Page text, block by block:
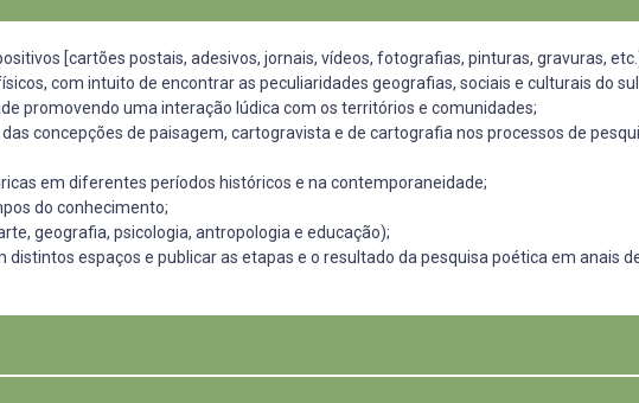
[cartões postais, adesivos, jornais, vídeos, fotografias, pinturas, gravuras,
com intuito de encontrar as peculiaridades geografias, sociais e culturais do
promovendo uma interação lúdica com os territórios e comunidades;
concepções de paisagem, cartogravista e de cartografia nos processos de
em diferentes períodos históricos e na contemporaneidade;
do conhecimento;
geografia, psicologia, antropologia e educação);
espaços e publicar as etapas e o resultado da pesquisa poética em anais